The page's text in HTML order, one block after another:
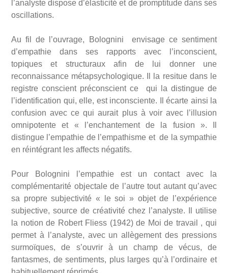
l’analyste dispose d’élasticité et de promptitude dans ses
oscillations.
Au fil de l’ouvrage, Bolognini envisage ce sentiment
d’empathie dans ses rapports avec l’inconscient,
topiques et structuraux afin de lui donner une
reconnaissance métapsychologique. Il la resitue dans le
registre conscient préconscient ce qui la distingue de
l’identification qui, elle, est inconsciente. Il écarte ainsi la
confusion avec ce qui aurait plus à voir avec l’illusion
omnipotente et « l’enchantement de la fusion ». Il
distingue l’empathie de l’empathisme et de la sympathie
en réintégrant les affects négatifs.
Pour Bolognini l’empathie est un contact avec la
complémentarité objectale de l’autre tout autant qu’avec
sa propre subjectivité « le soi » objet de l’expérience
subjective, source de créativité chez l’analyste. Il utilise
la notion de Robert Fliess (1942) de Moi de travail , qui
permet à l’analyste, avec un allègement des pressions
surmoïques, de s’ouvrir à un champ de vécus, de
fantasmes, de sentiments, plus larges qu’à l’ordinaire et